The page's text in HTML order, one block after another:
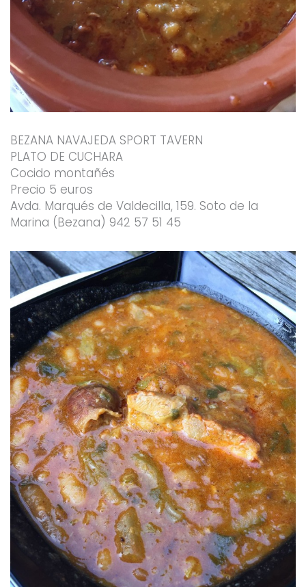
BEZANA NAVAJEDA SPORT TAVERN
PLATO DE CUCHARA
Cocido montañés
Precio 5 euros
Avda. Marqués de Valdecilla, 159. Soto de la
Marina (Bezana) 942 57 51 45